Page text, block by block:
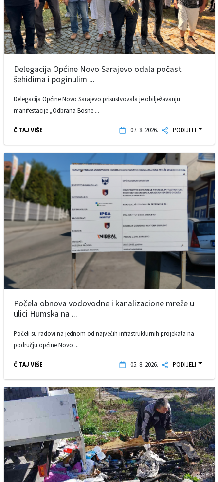
Delegacija Općine Novo Sarajevo odala počast
šehidima i poginulim ...
Delegacija Općine Novo Sarajevo prisustvovala je obilježavanju
manifestacije „Odbrana Bosne ...
ČITAJ VIŠE 07. 8. 2026. PODIJELI
Počela obnova vodovodne i kanalizacione mreže u
ulici Humska na ...
Počeli su radovi na jednom od najvećih infrastrukturnih projekata na
području općine Novo ...
ČITAJ VIŠE 05. 8. 2026. PODIJELI